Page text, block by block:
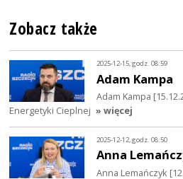
Zobacz także
2025-12-15, godz. 08:59
Adam Kampa
Adam Kampa
Energetyki Cieplnej » więcej
2025-12-12, godz. 08:50
Anna
Anna Lemańczyk